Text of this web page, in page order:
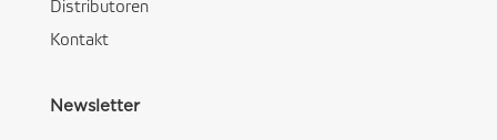
Distributoren
Kontakt
Newsletter